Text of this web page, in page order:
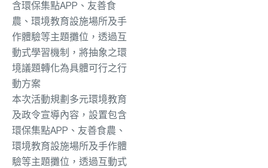
本次活動規劃多元環境教育
及政令宣導內容，設置包含
環保集點APP、友善食農、
環境教育設施場所及手作體
驗等主題攤位，透過互動式